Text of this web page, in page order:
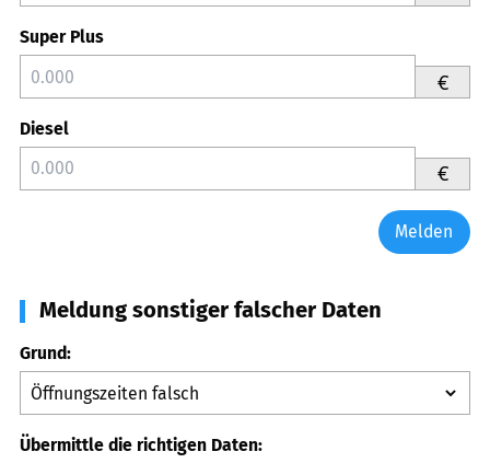
Super Plus
€
Diesel
€
Melden
Meldung sonstiger falscher Daten
Grund:
Übermittle die richtigen Daten: